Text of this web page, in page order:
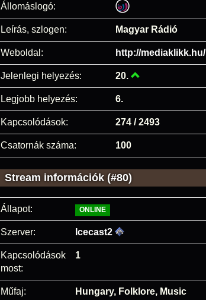
Állomáslogó:
Leírás, szlogen: Magyar Rádió
Weboldal: http://mediaklikk.hu/
Jelenlegi helyezés: 20.
Legjobb helyezés: 6.
Kapcsolódások: 274 / 2493
Csatornák száma: 100
Stream információk (#80)
Állapot: ONLINE
Szerver: Icecast2
Kapcsolódások
most:
1
Műfaj: Hungary, Folklore, Music